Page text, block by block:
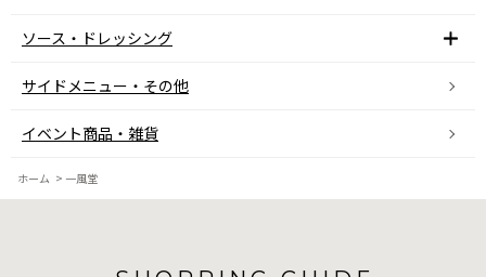
ソース・ドレッシング
サイドメニュー・その他
イベント商品・雑貨
ホーム > 一風堂